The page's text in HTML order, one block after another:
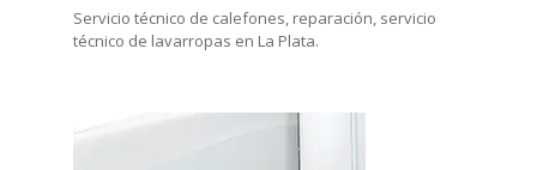
Servicio técnico de calefones, reparación, servicio
técnico de lavarropas en La Plata.